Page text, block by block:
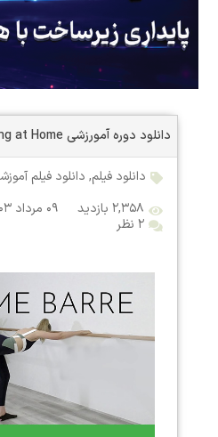
دانلود دوره آمورزشی Barre Training at Home تمرین بار
دانلود فیلم, دانلود فیلم
۲,۳۵۸ بازدید
۰۹ مرداد ۱۴۰۳
۲ نظر